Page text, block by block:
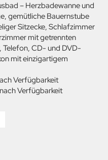
– Herzbadewanne und
gemütliche Bauernstube
Sitzecke, Schlafzimmer
mit getrennten
Telefon, CD- und DVD-
mit einzigartigem
Verfügbarkeit
Verfügbarkeit